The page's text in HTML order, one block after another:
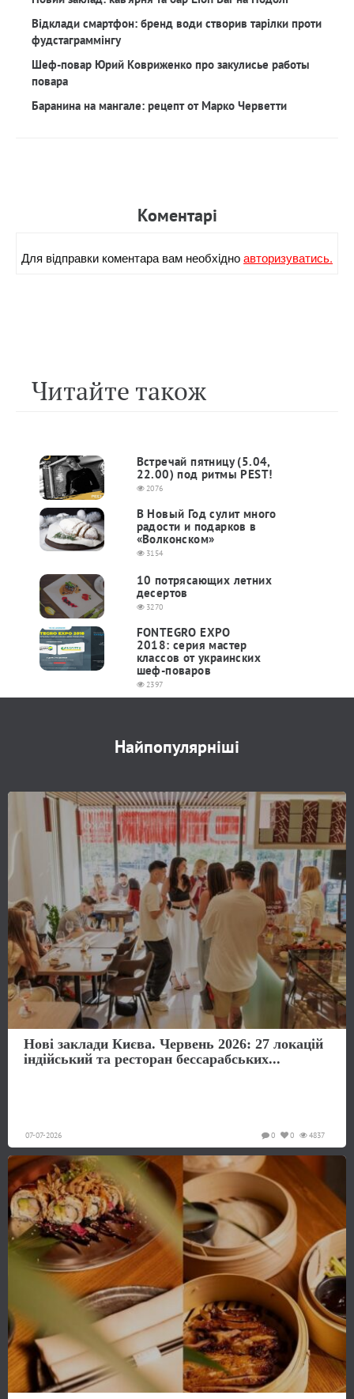
Відклади смартфон: бренд води створив тарілки проти
фудстаграммінгу
Шеф-повар Юрий Ковриженко про закулисье работы
повара
Баранина на мангале: рецепт от Марко Черветти
Коментарi
Для вiдправки коментара вам необхiдноавторизуватись.
Читайте також
Встречай пятницу (5.04,
22.00) под ритмы PEST!
2076
В Новый Год сулит много
радости и подарков в
«Волконском»
3154
10 потрясающих летних
десертов
3270
FONTEGRO EXPO
2018: серия мастер
классов от украинских
шеф-поваров
2397
Найпопулярніші
Нові заклади Києва. Червень 2026: 27 локацій
індійський та ресторан бессарабських...
07-07-2026 4837
0
0